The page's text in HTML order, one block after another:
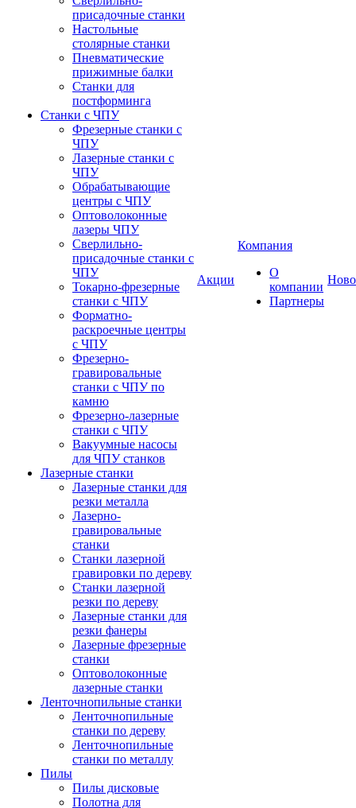
присадочные станки
Настольные
столярные станки
Пневматические
прижимные балки
Станки для
постформинга
Станки с ЧПУ
Фрезерные станки с
ЧПУ
Лазерные станки с
ЧПУ
Обрабатывающие
центры с ЧПУ
Оптоволоконные
лазеры ЧПУ
Сверлильно-
присадочные станки с
ЧПУ
Токарно-фрезерные
станки с ЧПУ
Форматно-
раскроечные центры
с ЧПУ
Фрезерно-
гравировальные
станки с ЧПУ по
камню
Фрезерно-лазерные
станки с ЧПУ
Вакуумные насосы
для ЧПУ станков
Лазерные станки
Лазерные станки для
резки металла
Лазерно-
гравировальные
станки
Станки лазерной
гравировки по дереву
Станки лазерной
резки по дереву
Лазерные станки для
резки фанеры
Лазерные фрезерные
станки
Оптоволоконные
лазерные станки
Ленточнопильные станки
Ленточнопильные
станки по дереву
Ленточнопильные
станки по металлу
Пилы
Пилы дисковые
Полотна для
Акции
Компания
О
компании
Партнеры